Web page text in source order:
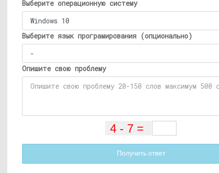
Выберите операционную систему
Выберите язык програмирования (опционально)
Опишите свою проблему
Получить ответ